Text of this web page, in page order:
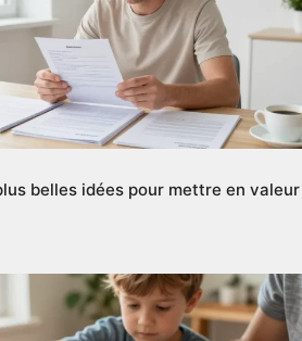
belles idées pour mettre en